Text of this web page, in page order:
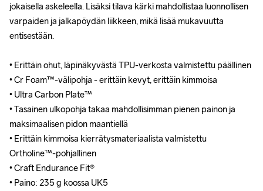
jokaisella askeleella. Lisäksi tilava kärki mahdollistaa luonnollisen
varpaiden ja jalkapöydän liikkeen, mikä lisää mukavuutta
entisestään.
• Erittäin ohut, läpinäkyvästä TPU-verkosta valmistettu päällinen
• Cr Foam™-välipohja - erittäin kevyt, erittäin kimmoisa
• Ultra Carbon Plate™
• Tasainen ulkopohja takaa mahdollisimman pienen painon ja
maksimaalisen pidon maantiellä
• Erittäin kimmoisa kierrätysmateriaalista valmistettu
Ortholine™-pohjallinen
• Craft Endurance Fit®
• Paino: 235 g koossa UK5
jokaisella askeleella. Lisäksi tilava kärki mahdollistaa luonnollisen
varpaiden ja jalkapöydän liikkeen, mikä lisää mukavuutta
entisestään.
• Erittäin ohut, läpinäkyvästä TPU-verkosta valmistettu päällinen
• Cr Foam™-välipohja - erittäin kevyt, erittäin kimmoisa
• Ultra Carbon Plate™
• Tasainen ulkopohja takaa mahdollisimman pienen painon ja
maksimaalisen pidon maantiellä
• Erittäin kimmoisa kierrätysmateriaalista valmistettu
Ortholine™-pohjallinen
• Craft Endurance Fit®
• Paino: 235 g koossa UK5